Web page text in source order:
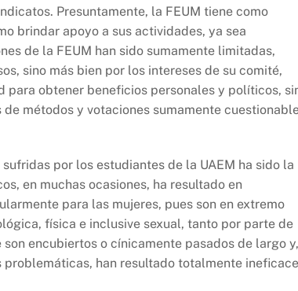
Presuntamente, la FEUM tiene como
brindar apoyo a sus actividades, ya sea
de la FEUM han sido sumamente limitadas,
sino más bien por los intereses de su comité,
para obtener beneficios personales y políticos,
métodos y votaciones sumamente
por los estudiantes de la UAEM ha sido la
en muchas ocasiones, ha resultado en
para las mujeres, pues son en extremo
física e inclusive sexual, tanto por parte de
encubiertos o cínicamente pasados de largo y,
han resultado totalmente